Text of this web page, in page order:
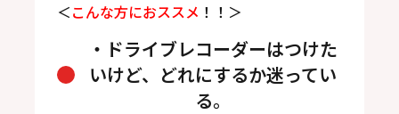
＜こんな方におススメ ！！＞
・ドライブレコーダーはつけた
いけど、どれにするか迷ってい
る。